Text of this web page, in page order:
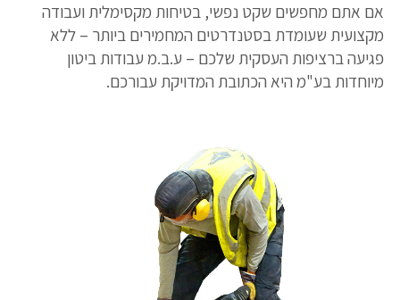
אם אתם מחפשים שקט נפשי, בטיחות מקסימלית ועבודה
מקצועית שעומדת בסטנדרטים המחמירים ביותר – ללא
פגיעה ברציפות העסקית שלכם – ע.ב.מ עבודות ביטון
מיוחדות בע"מ היא הכתובת המדויקת עבורכם.